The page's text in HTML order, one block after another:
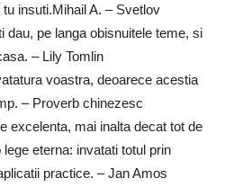
insuti.Mihail A. – Svetlov
dau, pe langa obisnuitele teme, si
– Lily Tomlin
voastra, deoarece acestia
– Proverb chinezesc
excelenta, mai inalta decat tot de
eterna: invatati totul prin
practice. – Jan Amos